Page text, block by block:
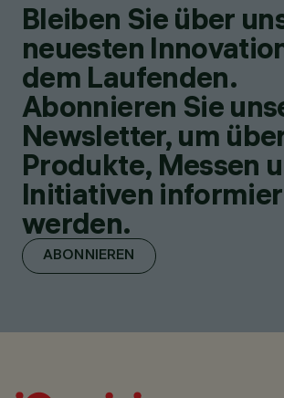
Bleiben Sie über
neuesten
dem Laufenden.
Abonnieren Sie
Newsletter, um
Produkte, Messen
Initiativen
werden.
ABONNIEREN